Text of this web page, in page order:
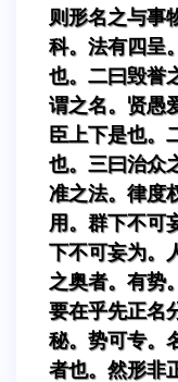
则形名之与事
科。法有四呈
也。二曰毁誉
谓之名。贤愚
臣上下是也。
也。三曰治众
准之法。律度
用。群下不可
下不可妄为。
之奥者。有势
要在乎先正名
秘。势可专。
者也。然形非